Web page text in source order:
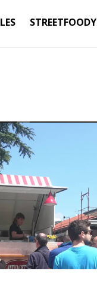
STREETFOODY